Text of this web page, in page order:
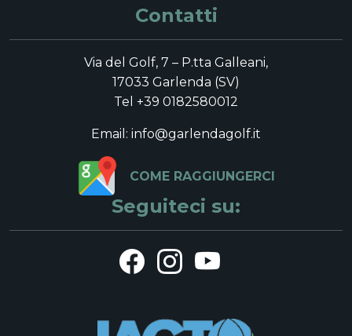
Contatti
Via del Golf, 7 – P.tta Galleani,
17033 Garlenda (SV)
Tel +39 0182580012
Email: info@garlendagolf.it
COME RAGGIUNGERCI
Seguiteci su: